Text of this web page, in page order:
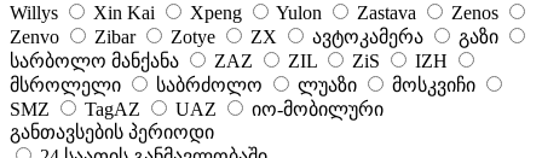
Willys
Xin Kai Xpeng Yulon Zastava
Zenos
Zenvo
Zibar Zotye ZX ავტოკამერა
გაზი
სარბოლო მანქანა
ZAZ ZIL ZiS
IZH
მსროლელი
საბრძოლო ლუაზი
მოსკვიჩი
SMZ
TagAZ UAZ
იო-მობილური
განთავსების პერიოდი